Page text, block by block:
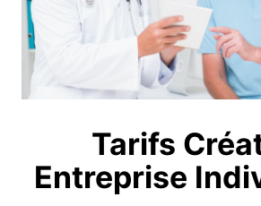
Tarifs
Entreprise